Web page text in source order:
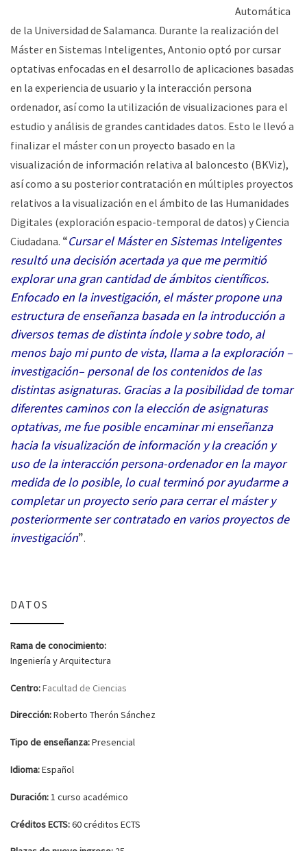
Automática
de la Universidad de Salamanca. Durante la realización del
Máster en Sistemas Inteligentes, Antonio optó por cursar
optativas enfocadas en el desarrollo de aplicaciones basadas
en la experiencia de usuario y la interacción persona
ordenador, así como la utilización de visualizaciones para el
estudio y análisis de grandes cantidades datos. Esto le llevó a
finalizar el máster con un proyecto basado en la
visualización de información relativa al baloncesto (BKViz),
así como a su posterior contratación en múltiples proyectos
relativos a la visualización en el ámbito de las Humanidades
Digitales (exploración espacio-temporal de datos) y Ciencia
Ciudadana. “Cursar el Máster en Sistemas Inteligentes
resultó una decisión acertada ya que me permitió
explorar una gran cantidad de ámbitos científicos.
Enfocado en la investigación, el máster propone una
estructura de enseñanza basada en la introducción a
diversos temas de distinta índole y sobre todo, al
menos bajo mi punto de vista, llama a la exploración –
investigación– personal de los contenidos de las
distintas asignaturas. Gracias a la posibilidad de tomar
diferentes caminos con la elección de asignaturas
optativas, me fue posible encaminar mi enseñanza
hacia la visualización de información y la creación y
uso de la interacción persona-ordenador en la mayor
medida de lo posible, lo cual terminó por ayudarme a
completar un proyecto serio para cerrar el máster y
posteriormente ser contratado en varios proyectos de
investigación”.
DATOS
Rama de conocimiento:
Ingeniería y Arquitectura
Centro:Facultad de Ciencias
Dirección:Roberto Therón Sánchez
Tipo de enseñanza:Presencial
Idioma:Español
Duración:1 curso académico
Créditos ECTS:60 créditos ECTS